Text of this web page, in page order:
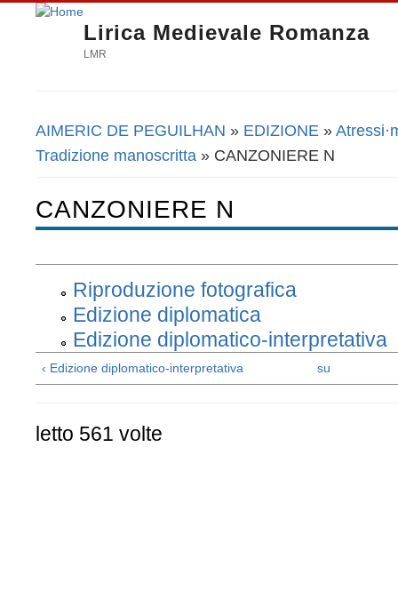
Lirica Medievale Romanza
LMR
Tu sei qui
AIMERIC DE PEGUILHAN » EDIZIONE »
Tradizione manoscritta » CANZONIERE N
CANZONIERE N
Riproduzione fotografica
Edizione diplomatica
Edizione diplomatico-interpretativa
‹ Edizione diplomatico-interpretativa su
letto 561 volte